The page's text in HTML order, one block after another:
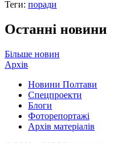
Теги: поради
Останні новини
Більше новин
Архів
Новини Полтави
Спецпроекти
Блоги
Фоторепортажі
Архів матеріалів